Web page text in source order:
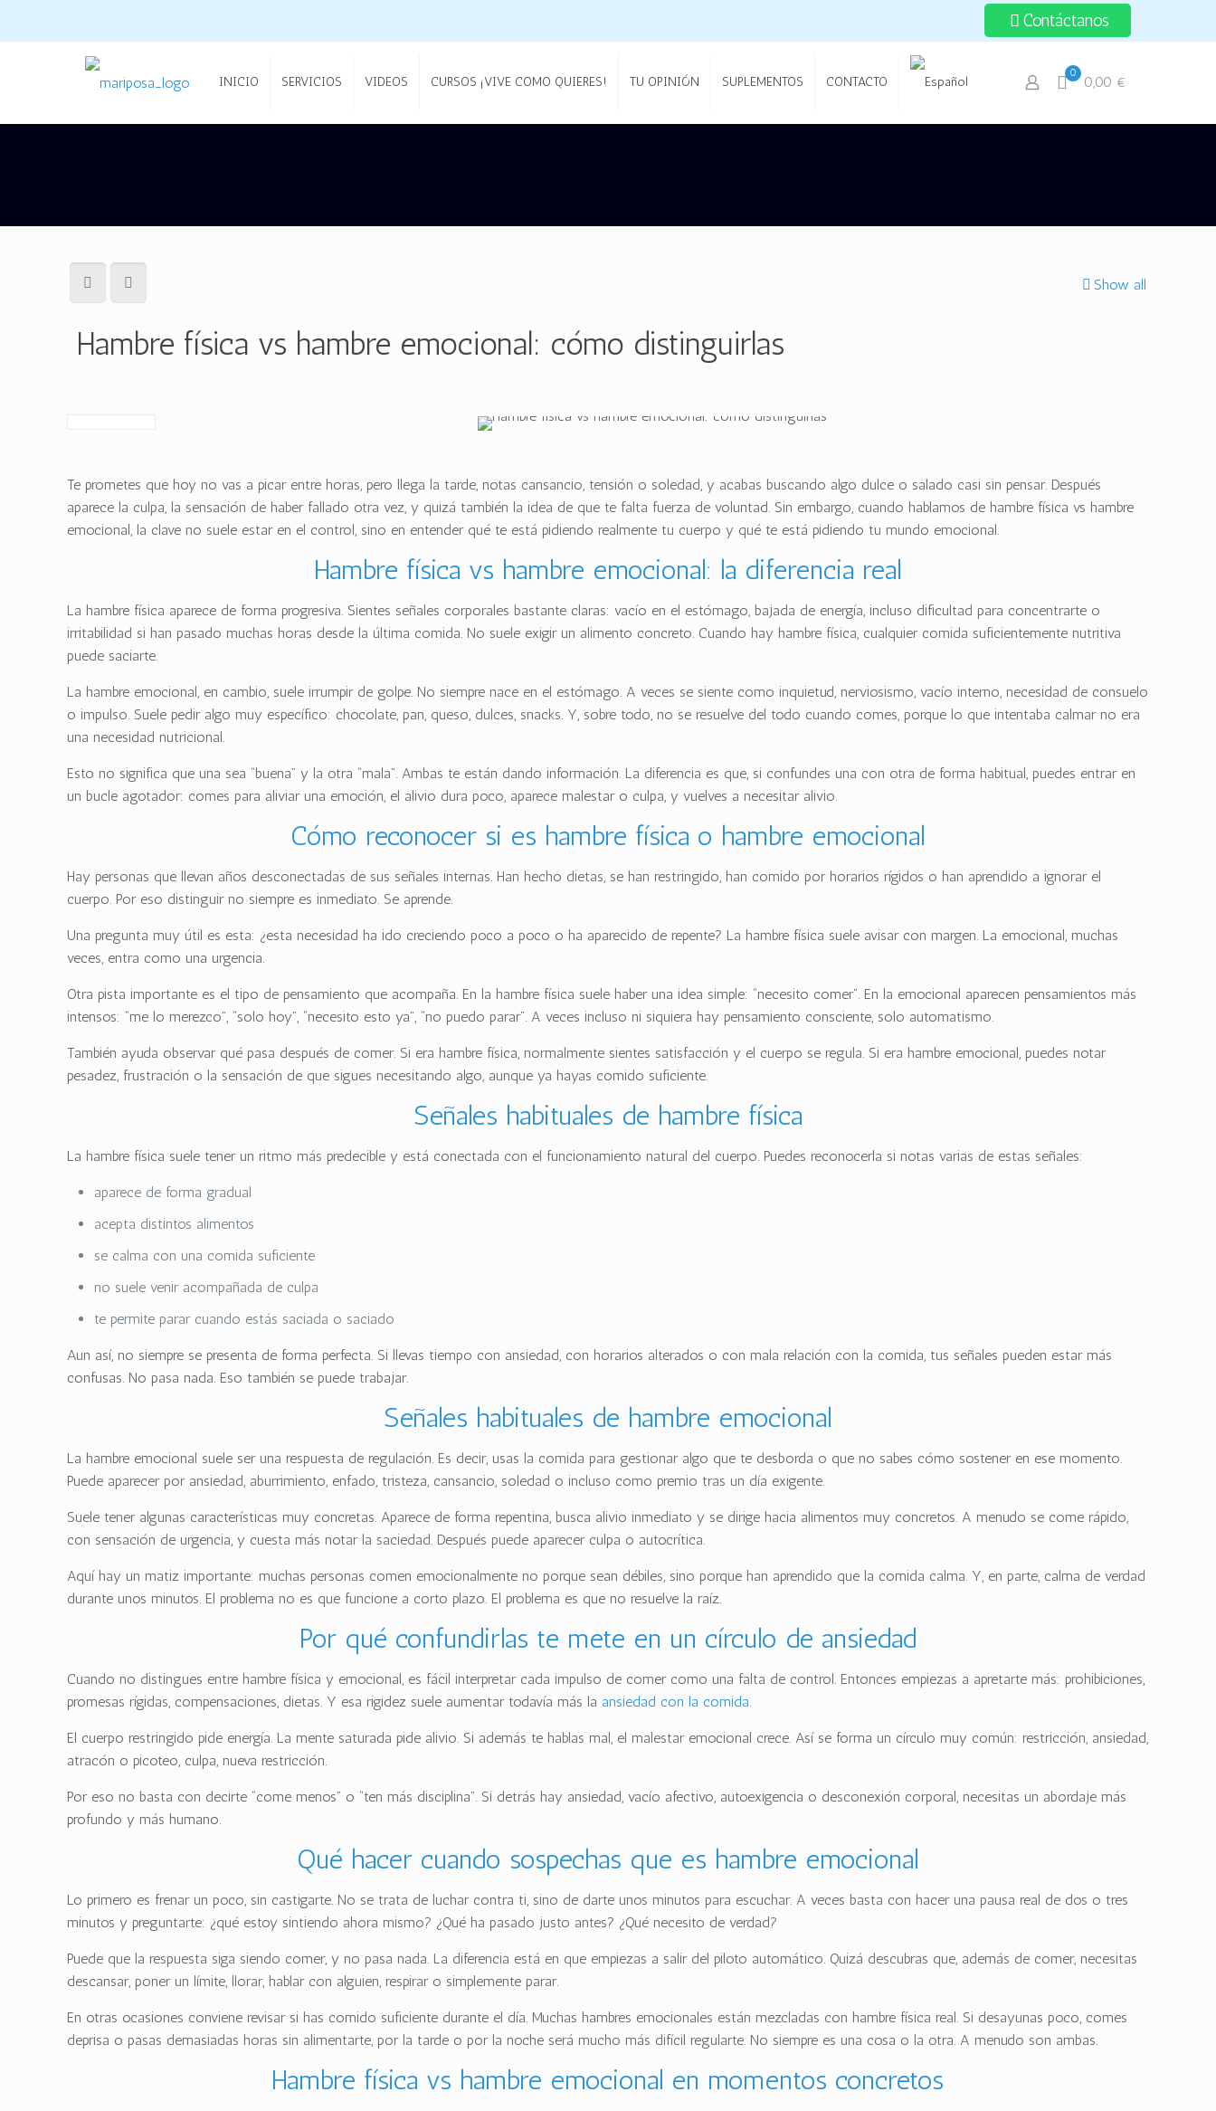
Contáctanos
INICIO SERVICIOS VIDEOS CURSOS ¡VIVE COMO QUIERES! TU OPINIÓN SUPLEMENTOS CONTACTO
0
0,00 €
Show all
Hambre física vs hambre emocional: cómo distinguirlas
Te prometes que hoy no vas a picar entre horas, pero llega la tarde, notas cansancio, tensión o soledad, y acabas buscando algo dulce o salado casi sin pensar. Después
aparece la culpa, la sensación de haber fallado otra vez, y quizá también la idea de que te falta fuerza de voluntad. Sin embargo, cuando hablamos de hambre física vs hambre
emocional, la clave no suele estar en el control, sino en entender qué te está pidiendo realmente tu cuerpo y qué te está pidiendo tu mundo emocional.
Hambre física vs hambre emocional: la diferencia real
La hambre física aparece de forma progresiva. Sientes señales corporales bastante claras: vacío en el estómago, bajada de energía, incluso dificultad para concentrarte o
irritabilidad si han pasado muchas horas desde la última comida. No suele exigir un alimento concreto. Cuando hay hambre física, cualquier comida suficientemente nutritiva
puede saciarte.
La hambre emocional, en cambio, suele irrumpir de golpe. No siempre nace en el estómago. A veces se siente como inquietud, nerviosismo, vacío interno, necesidad de consuelo
o impulso. Suele pedir algo muy específico: chocolate, pan, queso, dulces, snacks. Y, sobre todo, no se resuelve del todo cuando comes, porque lo que intentaba calmar no era
una necesidad nutricional.
Esto no significa que una sea “buena” y la otra “mala”. Ambas te están dando información. La diferencia es que, si confundes una con otra de forma habitual, puedes entrar en
un bucle agotador: comes para aliviar una emoción, el alivio dura poco, aparece malestar o culpa, y vuelves a necesitar alivio.
Cómo reconocer si es hambre física o hambre emocional
Hay personas que llevan años desconectadas de sus señales internas. Han hecho dietas, se han restringido, han comido por horarios rígidos o han aprendido a ignorar el
cuerpo. Por eso distinguir no siempre es inmediato. Se aprende.
Una pregunta muy útil es esta: ¿esta necesidad ha ido creciendo poco a poco o ha aparecido de repente? La hambre física suele avisar con margen. La emocional, muchas
veces, entra como una urgencia.
Otra pista importante es el tipo de pensamiento que acompaña. En la hambre física suele haber una idea simple: “necesito comer”. En la emocional aparecen pensamientos más
intensos: “me lo merezco”, “solo hoy”, “necesito esto ya”, “no puedo parar”. A veces incluso ni siquiera hay pensamiento consciente, solo automatismo.
También ayuda observar qué pasa después de comer. Si era hambre física, normalmente sientes satisfacción y el cuerpo se regula. Si era hambre emocional, puedes notar
pesadez, frustración o la sensación de que sigues necesitando algo, aunque ya hayas comido suficiente.
Señales habituales de hambre física
La hambre física suele tener un ritmo más predecible y está conectada con el funcionamiento natural del cuerpo. Puedes reconocerla si notas varias de estas señales:
aparece de forma gradual
acepta distintos alimentos
se calma con una comida suficiente
no suele venir acompañada de culpa
te permite parar cuando estás saciada o saciado
Aun así, no siempre se presenta de forma perfecta. Si llevas tiempo con ansiedad, con horarios alterados o con mala relación con la comida, tus señales pueden estar más
confusas. No pasa nada. Eso también se puede trabajar.
Señales habituales de hambre emocional
La hambre emocional suele ser una respuesta de regulación. Es decir, usas la comida para gestionar algo que te desborda o que no sabes cómo sostener en ese momento.
Puede aparecer por ansiedad, aburrimiento, enfado, tristeza, cansancio, soledad o incluso como premio tras un día exigente.
Suele tener algunas características muy concretas. Aparece de forma repentina, busca alivio inmediato y se dirige hacia alimentos muy concretos. A menudo se come rápido,
con sensación de urgencia, y cuesta más notar la saciedad. Después puede aparecer culpa o autocrítica.
Aquí hay un matiz importante: muchas personas comen emocionalmente no porque sean débiles, sino porque han aprendido que la comida calma. Y, en parte, calma de verdad
durante unos minutos. El problema no es que funcione a corto plazo. El problema es que no resuelve la raíz.
Por qué confundirlas te mete en un círculo de ansiedad
Cuando no distingues entre hambre física y emocional, es fácil interpretar cada impulso de comer como una falta de control. Entonces empiezas a apretarte más: prohibiciones,
promesas rígidas, compensaciones, dietas. Y esa rigidez suele aumentar todavía más la ansiedad con la comida.
El cuerpo restringido pide energía. La mente saturada pide alivio. Si además te hablas mal, el malestar emocional crece. Así se forma un círculo muy común: restricción, ansiedad,
atracón o picoteo, culpa, nueva restricción.
Por eso no basta con decirte “come menos” o “ten más disciplina”. Si detrás hay ansiedad, vacío afectivo, autoexigencia o desconexión corporal, necesitas un abordaje más
profundo y más humano.
Qué hacer cuando sospechas que es hambre emocional
Lo primero es frenar un poco, sin castigarte. No se trata de luchar contra ti, sino de darte unos minutos para escuchar. A veces basta con hacer una pausa real de dos o tres
minutos y preguntarte: ¿qué estoy sintiendo ahora mismo? ¿Qué ha pasado justo antes? ¿Qué necesito de verdad?
Puede que la respuesta siga siendo comer, y no pasa nada. La diferencia está en que empiezas a salir del piloto automático. Quizá descubras que, además de comer, necesitas
descansar, poner un límite, llorar, hablar con alguien, respirar o simplemente parar.
En otras ocasiones conviene revisar si has comido suficiente durante el día. Muchas hambres emocionales están mezcladas con hambre física real. Si desayunas poco, comes
deprisa o pasas demasiadas horas sin alimentarte, por la tarde o por la noche será mucho más difícil regularte. No siempre es una cosa o la otra. A menudo son ambas.
Hambre física vs hambre emocional en momentos concretos